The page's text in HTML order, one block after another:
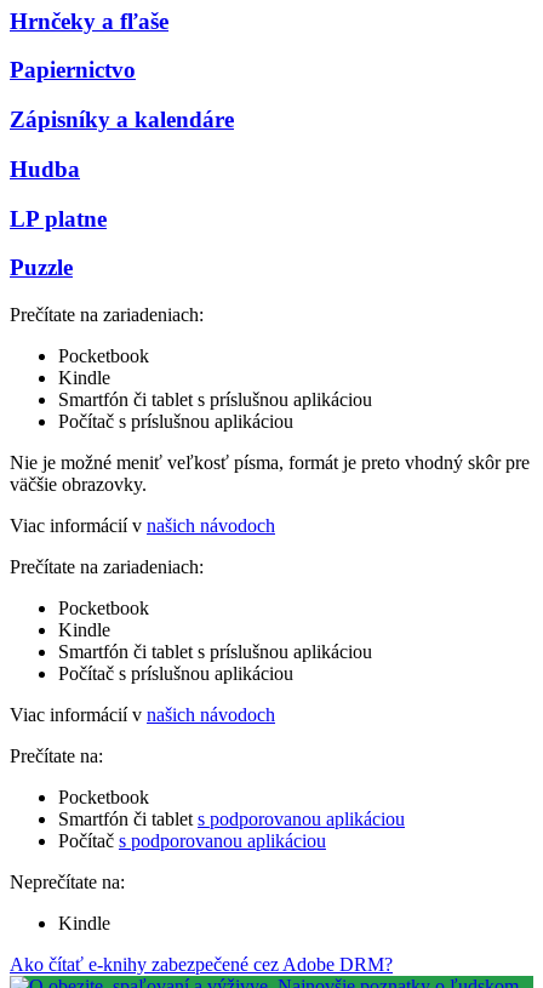
Hrnčeky a fľaše
Papiernictvo
Zápisníky a kalendáre
Hudba
LP platne
Puzzle
Prečítate na zariadeniach:
Pocketbook
Kindle
Smartfón či tablet s príslušnou aplikáciou
Počítač s príslušnou aplikáciou
Nie je možné meniť veľkosť písma, formát je preto vhodný skôr pre
väčšie obrazovky.
Viac informácií v našich návodoch
Prečítate na zariadeniach:
Pocketbook
Kindle
Smartfón či tablet s príslušnou aplikáciou
Počítač s príslušnou aplikáciou
Viac informácií v našich návodoch
Prečítate na:
Pocketbook
Smartfón či tablet s podporovanou aplikáciou
Počítač s podporovanou aplikáciou
Neprečítate na:
Kindle
Ako čítať e-knihy zabezpečené cez Adobe DRM?